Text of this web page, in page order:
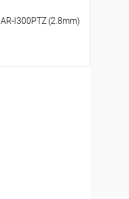
I300PTZ (2.8mm)